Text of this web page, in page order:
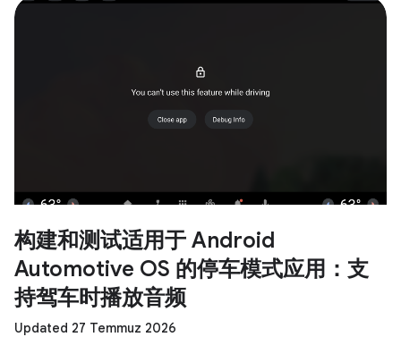
构建和测试适用于 Android
Automotive OS 的停车模式应用：支
持驾车时播放音频
Updated 27 Temmuz 2026